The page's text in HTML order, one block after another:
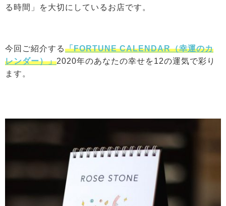
る時間」を大切にしているお店です。
今回ご紹介する「FORTUNE CALENDAR（幸運のカ
レンダー）」2020年のあなたの幸せを12の運気で彩り
ます。